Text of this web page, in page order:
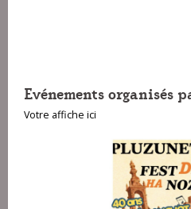
Evénements organisés
Votre affiche ici